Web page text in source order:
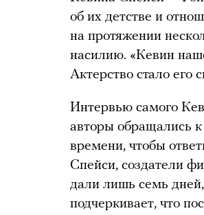
об их детстве и
на протяжении
насилию. «Кевин
Актерство стало его
Интервью самого
авторы обращались к
времени, чтобы
Спейси, создатели
дали лишь семь
подчеркивает, что